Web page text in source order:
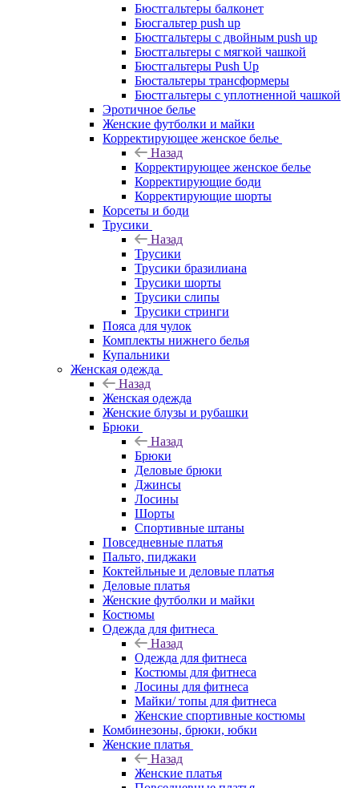
Бюстгальтеры балконет
Бюсгальтер push up
Бюстгальтеры с двойным push up
Бюстгальтеры с мягкой чашкой
Бюстгальтеры Push Up
Бюстальтеры трансформеры
Бюстгальтеры с уплотненной чашкой
Эротичное белье
Женские футболки и майки
Корректирующее женское белье
Назад
Корректирующее женское белье
Корректирующие боди
Корректирующие шорты
Корсеты и боди
Трусики
Назад
Трусики
Трусики бразилиана
Трусики шорты
Трусики слипы
Трусики стринги
Пояса для чулок
Комплекты нижнего белья
Купальники
Женская одежда
Назад
Женская одежда
Женские блузы и рубашки
Брюки
Назад
Брюки
Деловые брюки
Джинсы
Лосины
Шорты
Спортивные штаны
Повседневные платья
Пальто, пиджаки
Коктейльные и деловые платья
Деловые платья
Женские футболки и майки
Костюмы
Одежда для фитнеса
Назад
Одежда для фитнеса
Костюмы для фитнеса
Лосины для фитнеса
Майки/ топы для фитнеса
Женские спортивные костюмы
Комбинезоны, брюки, юбки
Женские платья
Назад
Женские платья